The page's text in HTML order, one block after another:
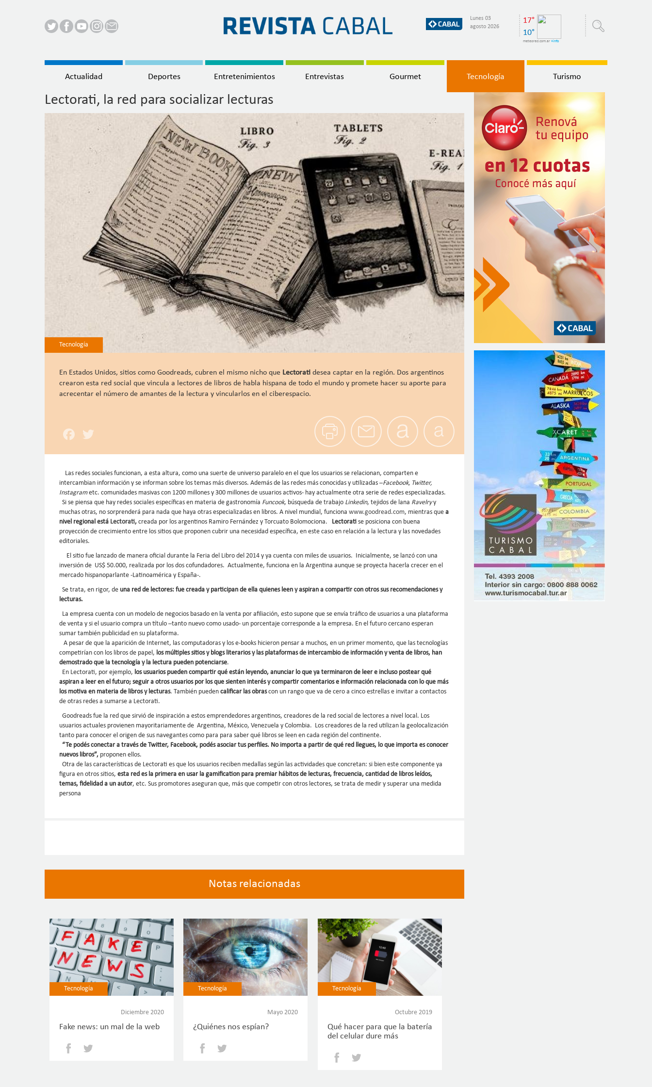
Lunes 03
agosto 2026
17°
10°
meteored.com.ar +info
Menú
principal
Actualidad Deportes Entretenimientos Entrevistas Gourmet Tecnología Turismo
Lectorati, la red para socializar lecturas
Tecnología
En Estados Unidos, sitios como Goodreads, cubren el mismo nicho que Lectorati desea captar en la región. Dos argentinos
crearon esta red social que vincula a lectores de libros de habla hispana de todo el mundo y promete hacer su aporte para
acrecentar el número de amantes de la lectura y vincularlos en el ciberespacio.
Facebook
Las redes sociales funcionan, a esta altura, como una suerte de universo paralelo en el que los usuarios se relacionan, comparten e
intercambian información y se informan sobre los temas más diversos. Además de las redes más conocidas y utilizadas –Facebook, Twitter,
Instagrametc. comunidades masivas con 1200 millones y 300 millones de usuarios activos- hay actualmente otra serie de redes especializadas.
Si se piensa que hay redes sociales específicas en materia de gastronomía Funcook, búsqueda de trabajo Linkedin, tejidos de lana Ravelryy
muchas otras, no sorprenderá para nada que haya otras especializadas en libros. A nivel mundial, funciona www.goodread.com, mientras que a
nivel regional está Lectorati, creada por los argentinos Ramiro Fernández y Torcuato Bolomociona. Lectorati se posiciona con buena
proyección de crecimiento entre los sitios que proponen cubrir una necesidad específica, en este caso en relación a la lectura y las novedades
editoriales.
El sitio fue lanzado de manera oficial durante la Feria del Libro del 2014 y ya cuenta con miles de usuarios. Inicialmente, se lanzó con una
inversión de US$ 50.000, realizada por los dos cofundadores. Actualmente, funciona en la Argentina aunque se proyecta hacerla crecer en el
mercado hispanoparlante -Latinoamérica y España-.
Se trata, en rigor, de una red de lectores: fue creada y participan de ella quienes leen y aspiran a compartir con otros sus recomendaciones y
lecturas.
La empresa cuenta con un modelo de negocios basado en la venta por afiliación, esto supone que se envía tráfico de usuarios a una plataforma
de venta y si el usuario compra un título –tanto nuevo como usado- un porcentaje corresponde a la empresa. En el futuro cercano esperan
sumar también publicidad en su plataforma.
A pesar de que la aparición de Internet, las computadoras y los e-books hicieron pensar a muchos, en un primer momento, que las tecnologías
competirían con los libros de papel, los múltiples sitios y blogs literarios y las plataformas de intercambio de información y venta de libros, han
demostrado que la tecnología y la lectura pueden potenciarse.
En Lectorati, por ejemplo, los usuarios pueden compartir qué están leyendo, anunciar lo que ya terminaron de leer e incluso postear qué
aspiran a leer en el futuro; seguir a otros usuarios por los que sienten interés y compartir comentarios e información relacionada con lo que más
los motiva en materia de libros y lecturas. También pueden calificar las obrascon un rango que va de cero a cinco estrellas e invitar a contactos
de otras redes a sumarse a Lectorati.
Goodreads fue la red que sirvió de inspiración a estos emprendedores argentinos, creadores de la red social de lectores a nivel local. Los
usuarios actuales provienen mayoritariamente de Argentina, México, Venezuela y Colombia. Los creadores de la red utilizan la geolocalización
tanto para conocer el origen de sus navegantes como para para saber qué libros se leen en cada región del continente.
“Te podés conectar a través de Twitter, Facebook, podés asociar tus perfiles. No importa a partir de qué red llegues, lo que importa es conocer
nuevos libros”, proponen ellos.
Otra de las características de Lectorati es que los usuarios reciben medallas según las actividades que concretan: si bien este componente ya
figura en otros sitios, esta red es la primera en usar la gamification para premiar hábitos de lecturas, frecuencia, cantidad de libros leídos,
temas, fidelidad a un autor, etc. Sus promotores aseguran que, más que competir con otros lectores, se trata de medir y superar una medida
persona
Notas relacionadas
Tecnología
Diciembre 2020
Fake news: un mal de la web
Facebook
Tecnología
Mayo 2020
¿Quiénes nos espían?
Facebook
Tecnología
Octubre 2019
Qué hacer para que la batería
del celular dure más
Facebook